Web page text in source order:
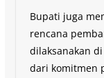
Bupati juga
rencana
dilaksanakan
dari komitmen